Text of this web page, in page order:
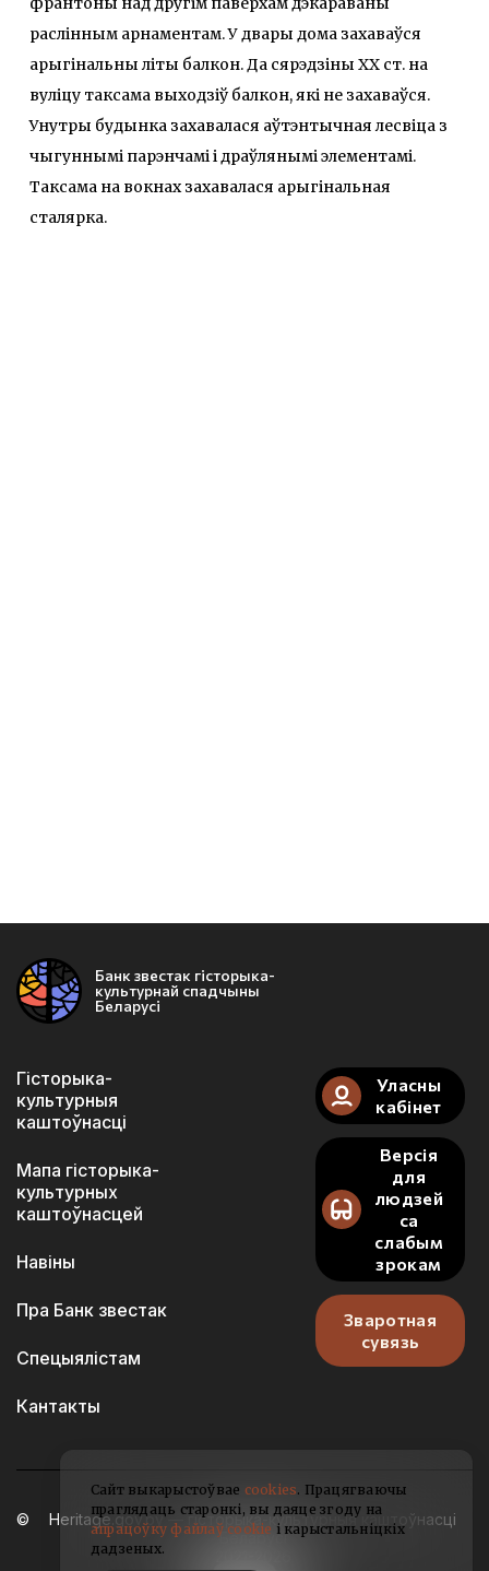
раслiнным арнаментам. У двары дома захаваўся
арыгiнальны лiты балкон. Да сярэдзiны ХХ ст. на
вулiцу таксама выходзiў балкон, якi не захаваўся.
Унутры будынка захавалася аўтэнтычная лесвiца з
чыгуннымi парэнчамi i драўлянымi элементамi.
Таксама на вокнах захавалася арыгiнальная
сталярка.
Банк звестак гісторыка-
культурнай спадчыны
Беларусі
Гісторыка-
культурныя
каштоўнасці
Мапа гісторыка-
культурных
каштоўнасцей
Навіны
Пра Банк звестак
Спецыялістам
Кантакты
Уласны
кабінет
Версія
для
людзей
са
слабым
зрокам
Зваротная
сувязь
Heritage.gov.by — гісторыка-культурныя каштоўнасці
Беларусі
Сайт выкарыстоўвае cookies. Працягваючы
праглядаць старонкі, вы даяце згоду на
апрацоўку файлаў cookie і карыстальніцкіх
дадзеных.